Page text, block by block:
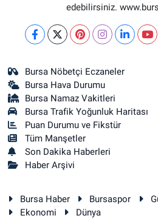
edebilirsiniz.
Bursa Nöbetçi Eczaneler
Bursa Hava Durumu
Bursa Namaz Vakitleri
Bursa Trafik Yoğunluk Haritası
Puan Durumu ve Fikstür
Tüm Manşetler
Son Dakika Haberleri
Haber Arşivi
Bursa Haber Bursaspor
Ekonomi
Dünya